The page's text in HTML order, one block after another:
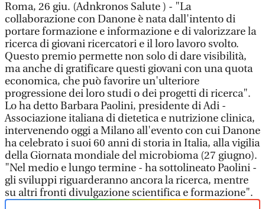
Roma, 26 giu. (Adnkronos Salute ) - "La
collaborazione con Danone è nata dall'intento di
portare formazione e informazione e di valorizzare la
ricerca di giovani ricercatori e il loro lavoro svolto.
Questo premio permette non solo di dare visibilità,
ma anche di gratificare questi giovani con una quota
economica, che può favorire un'ulteriore
progressione dei loro studi o dei progetti di ricerca".
Lo ha detto Barbara Paolini, presidente di Adi -
Associazione italiana di dietetica e nutrizione clinica,
intervenendo oggi a Milano all'evento con cui Danone
ha celebrato i suoi 60 anni di storia in Italia, alla vigilia
della Giornata mondiale del microbioma (27 giugno).
"Nel medio e lungo termine - ha sottolineato Paolini -
gli sviluppi riguarderanno ancora la ricerca, mentre
su altri fronti divulgazione scientifica e formazione".